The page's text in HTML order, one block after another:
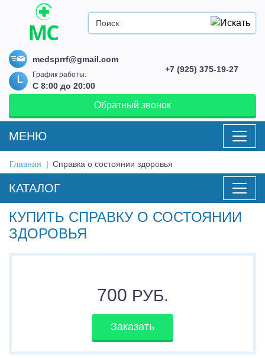
medsprrf@gmail.com
График работы:
С 8:00 до 20:00
+7 (925) 375-19-27
Обратный звонок
MEНЮ
Главная Справка о состоянии здоровья
КАТАЛОГ
КУПИТЬ СПРАВКУ О СОСТОЯНИИ
ЗДОРОВЬЯ
700 РУБ.
Заказать